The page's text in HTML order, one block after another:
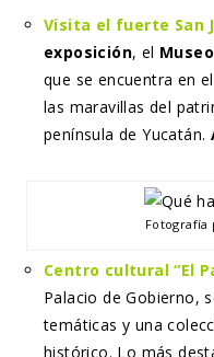
Visita el fuerte San
exposición, el
que se encuentra en
las maravillas del
península de Yucatán.
Fotografía
Centro cultural “El
Palacio de Gobierno,
temáticas y una
histórico. Lo más